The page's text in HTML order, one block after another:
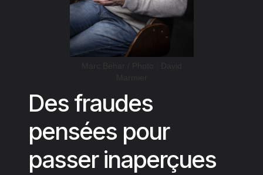
Des fraudes
pensées pour
passer inaperçues